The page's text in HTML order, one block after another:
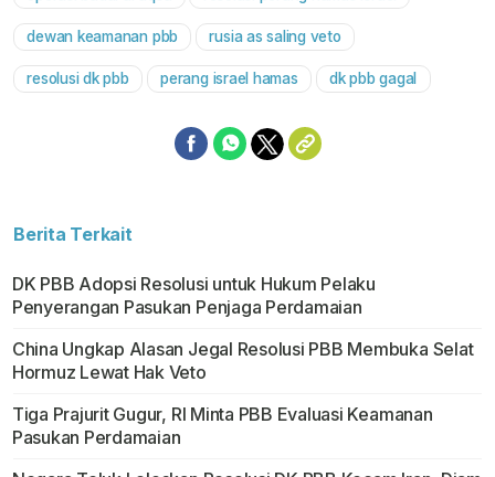
dewan keamanan pbb rusia as saling veto
resolusi dk pbb perang israel hamas dk pbb gagal
Berita Terkait
DK PBB Adopsi Resolusi untuk Hukum Pelaku
Penyerangan Pasukan Penjaga Perdamaian
China Ungkap Alasan Jegal Resolusi PBB Membuka Selat
Hormuz Lewat Hak Veto
Tiga Prajurit Gugur, RI Minta PBB Evaluasi Keamanan
Pasukan Perdamaian